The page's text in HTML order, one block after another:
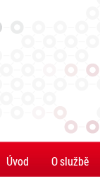
Úvod O službě